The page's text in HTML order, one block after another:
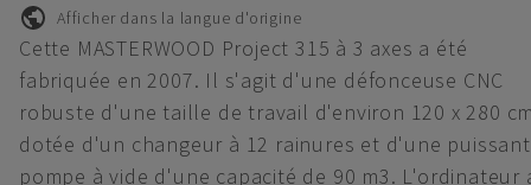
Afficher dans la langue d'origine
Cette MASTERWOOD Project 315 à 3 axes a été
fabriquée en 2007. Il s'agit d'une défonceuse CNC
robuste d'une taille de travail d'environ 120 x 280
dotée d'un changeur à 12 rainures et d'une
pompe à vide d'une capacité de 90 m3. L'ordinateur